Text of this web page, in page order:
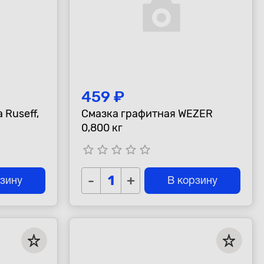
Ruseff,
459 ₽
Смазка графитная WEZER
0,800 кг
star_border star_border star_border star_border star_border
- + В корзину